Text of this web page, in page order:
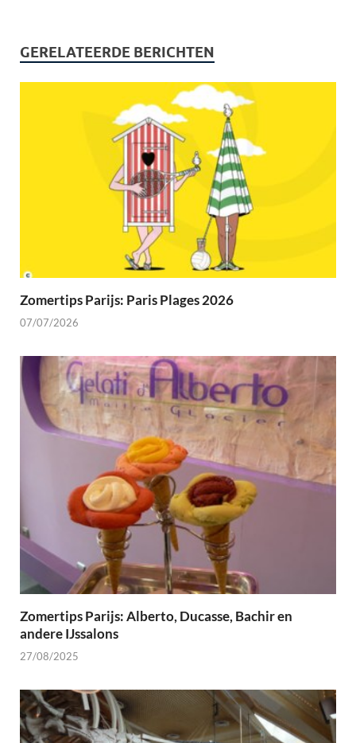
GERELATEERDE BERICHTEN
Zomertips Parijs: Paris Plages 2026
07/07/2026
Zomertips Parijs: Alberto, Ducasse, Bachir en
andere IJssalons
27/08/2025